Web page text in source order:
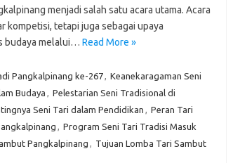
menjadi salah satu acara utama. Acara
kompetisi, tetapi juga sebagai upaya
budaya melalui… Read More »
Pangkalpinang ke-267
Keanekaragaman Seni
Budaya
Pelestarian Seni Tradisional di
Seni Tari dalam Pendidikan
Peran Tari
Program Seni Tari Tradisi Masuk
Pangkalpinang
Tujuan Lomba Tari Sambut